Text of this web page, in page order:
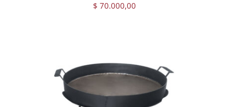
$ 70.000,00
AGREGAR AL CARRITO DETAILS